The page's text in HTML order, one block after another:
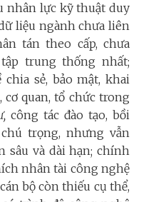
nhân lực kỹ thuật duy
liệu ngành chưa liên
tán theo cấp, chưa
trung thống nhất;
sẻ, bảo mật, khai
quan, tổ chức trong
công tác đào tạo, bồi
trọng, nhưng vẫn
sâu và dài hạn; chính
nhân tài công nghệ
bộ còn thiếu cụ thể,